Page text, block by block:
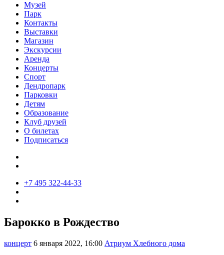
Музей
Парк
Контакты
Выставки
Магазин
Экскурсии
Аренда
Концерты
Спорт
Дендропарк
Парковки
Детям
Образование
Клуб друзей
О билетах
Подписаться
+7 495 322-44-33
Барокко в Рождество
концерт 6 января 2022, 16:00 Атриум Хлебного дома